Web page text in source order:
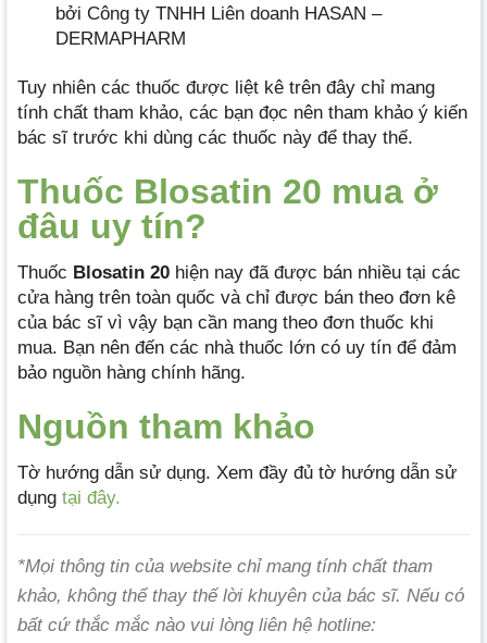
bởi Công ty TNHH Liên doanh HASAN –
DERMAPHARM
Tuy nhiên các thuốc được liệt kê trên đây chỉ mang
tính chất tham khảo, các bạn đọc nên tham khảo ý kiến
bác sĩ trước khi dùng các thuốc này để thay thế.
Thuốc Blosatin 20 mua ở
đâu uy tín?
Thuốc Blosatin 20 hiện nay đã được bán nhiều tại các
cửa hàng trên toàn quốc và chỉ được bán theo đơn kê
của bác sĩ vì vậy bạn cần mang theo đơn thuốc khi
mua. Bạn nên đến các nhà thuốc lớn có uy tín để đảm
bảo nguồn hàng chính hãng.
Nguồn tham khảo
Tờ hướng dẫn sử dụng. Xem đầy đủ tờ hướng dẫn sử
dụng tại đây.
*Mọi thông tin của website chỉ mang tính chất tham
khảo, không thể thay thế lời khuyên của bác sĩ. Nếu có
bất cứ thắc mắc nào vui lòng liên hệ hotline: